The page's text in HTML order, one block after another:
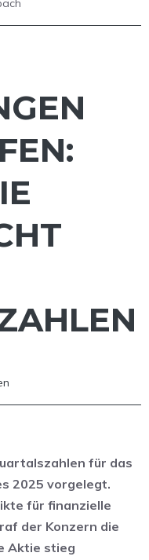
für das
2025 vorgelegt.
für finanzielle
der Konzern die
Aktie stieg